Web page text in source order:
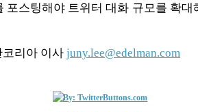
포스팅해야 트위터 대화 규모를 확대
코리아 이사 juny.lee@edelman.com